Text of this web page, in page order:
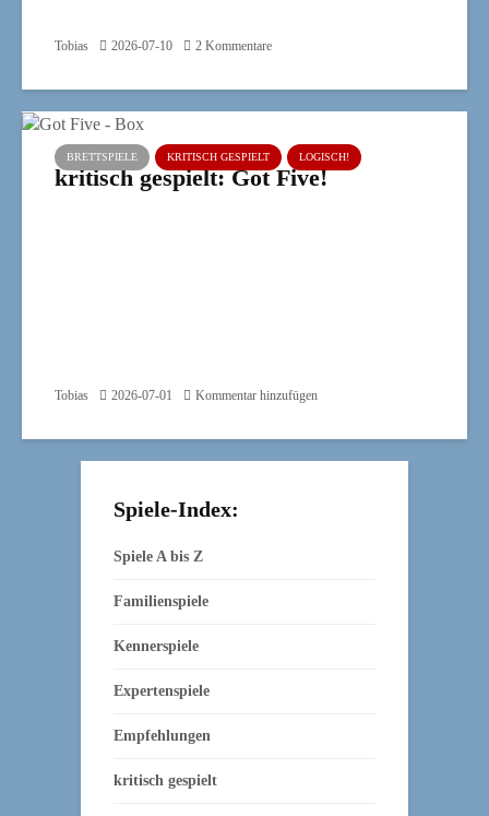
Tobias 2026-07-10 2 Kommentare
BRETTSPIELE KRITISCH GESPIELT LOGISCH!
kritisch gespielt: Got Five!
Tobias 2026-07-01 Kommentar hinzufügen
Spiele-Index:
Spiele A bis Z
Familienspiele
Kennerspiele
Expertenspiele
Empfehlungen
kritisch gespielt